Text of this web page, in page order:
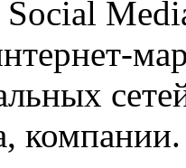
Social
компании.